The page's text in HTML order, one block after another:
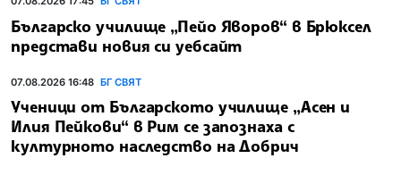
Българско училище „Пейо Яворов“ в Брюксел
представи новия си уебсайт
07.08.2026 16:48 БГ СВЯТ
Ученици от Българското училище „Асен и
Илия Пейкови“ в Рим се запознаха с
културното наследство на Добрич